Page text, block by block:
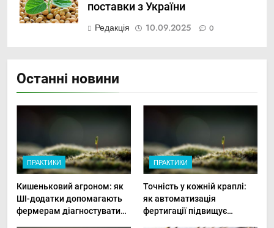
поставки з України
Редакція
10.09.2025 0
Останні новини
ПРАКТИКИ
Кишеньковий агроном: як
ШІ-додатки допомагають
фермерам діагностувати
ПРАКТИКИ
Точність у кожній краплі:
як автоматизація
фертигації підвищує